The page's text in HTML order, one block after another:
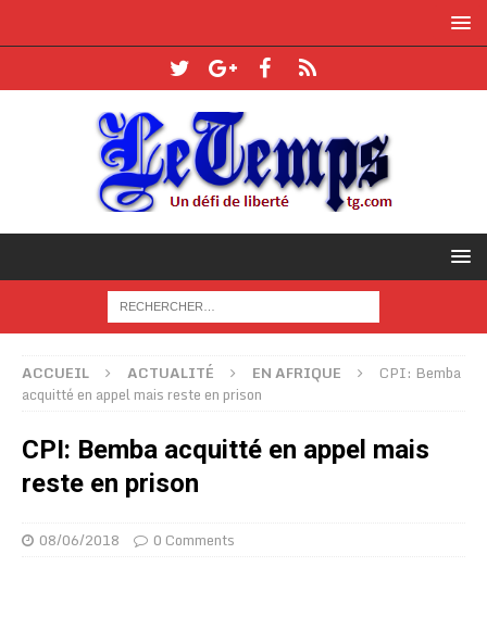
ACCUEIL ACTUALITÉ EN AFRIQUE
CPI: Bemba
acquitté en appel mais reste en prison
CPI: Bemba acquitté en appel mais
reste en prison
08/06/2018 0 Comments